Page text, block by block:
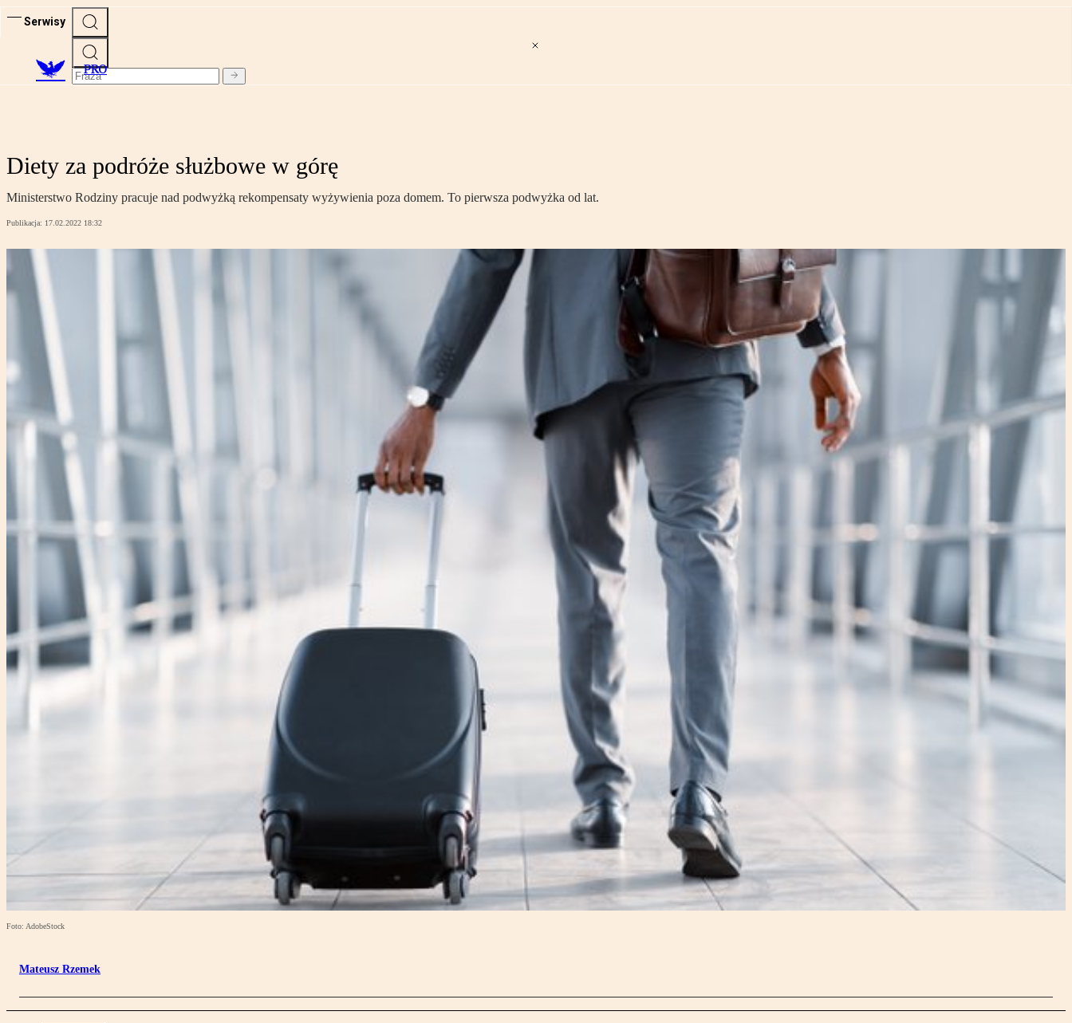
Serwisy
PRO
Diety za podróże służbowe w górę
Ministerstwo Rodziny pracuje nad podwyżką rekompensaty wyżywienia poza domem. To pierwsza podwyżka od lat.
Publikacja: 17.02.2022 18:32
Foto: AdobeStock
Mateusz Rzemek